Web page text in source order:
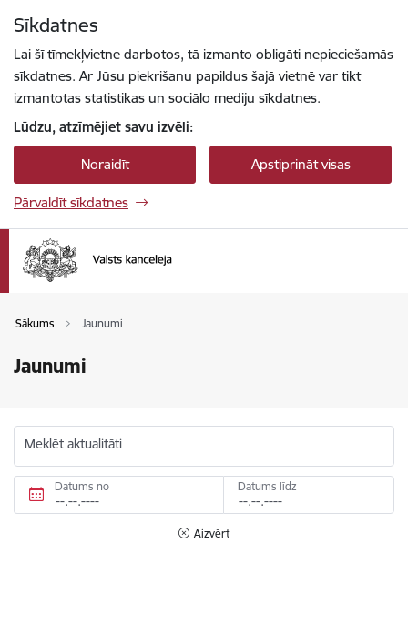
Sīkdatnes
Lai šī tīmekļvietne darbotos, tā izmanto obligāti nepieciešamās
sīkdatnes. Ar Jūsu piekrišanu papildus šajā vietnē var tikt
izmantotas statistikas un sociālo mediju sīkdatnes.
Lūdzu, atzīmējiet savu izvēli:
Noraidīt Apstiprināt visas
Pārvaldīt sīkdatnes
Sākums Jaunumi
Jaunumi
Meklēt aktualitāti
Datums no Datums līdz
Aizvērt